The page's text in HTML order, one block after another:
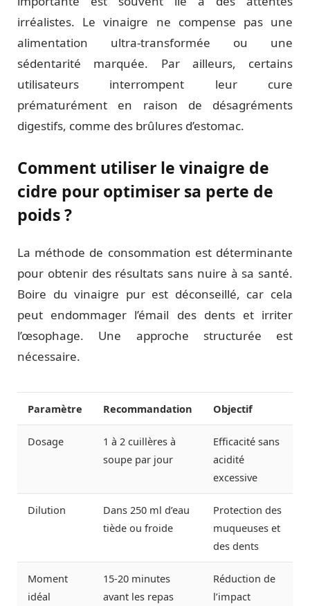
irréalistes. Le vinaigre ne compense pas une
alimentation ultra-transformée ou une
sédentarité marquée. Par ailleurs, certains
utilisateurs interrompent leur cure
prématurément en raison de désagréments
digestifs, comme des brûlures d’estomac.
Comment utiliser le vinaigre de
cidre pour optimiser sa perte de
poids ?
La méthode de consommation est déterminante
pour obtenir des résultats sans nuire à sa santé.
Boire du vinaigre pur est déconseillé, car cela
peut endommager l’émail des dents et irriter
l’œsophage. Une approche structurée est
nécessaire.
Paramètre Recommandation Objectif
Dosage
1 à 2 cuillères à
soupe par jour
Efficacité sans
acidité
excessive
Dilution
Dans 250 ml d’eau
tiède ou froide
Protection des
muqueuses et
des dents
Moment
idéal
15-20 minutes
avant les repas
Réduction de
l’impact